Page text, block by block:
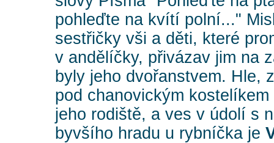
pohleďte na kvítí polní..."
sestřičky vši a děti, které
v andělíčky, přivázav jim na
byly jeho dvořanstvem. Hle,
pod chanovickým
jeho rodiště, a ves v údolí s
byvšího hradu u rybníčka je